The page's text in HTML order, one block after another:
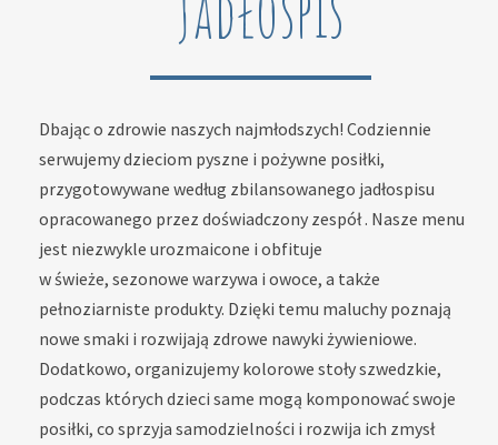
Dbając o zdrowie naszych najmłodszych! Codziennie
serwujemy dzieciom pyszne i pożywne posiłki,
przygotowywane według zbilansowanego jadłospisu
opracowanego przez doświadczony zespół . Nasze menu
jest niezwykle urozmaicone i obfituje
w świeże, sezonowe warzywa i owoce, a także
pełnoziarniste produkty. Dzięki temu maluchy poznają
nowe smaki i rozwijają zdrowe nawyki żywieniowe.
Dodatkowo, organizujemy kolorowe stoły szwedzkie,
podczas których dzieci same mogą komponować swoje
posiłki, co sprzyja samodzielności i rozwija ich zmysł